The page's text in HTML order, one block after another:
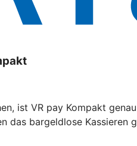
ist VR pay Kompakt
bargeldlose